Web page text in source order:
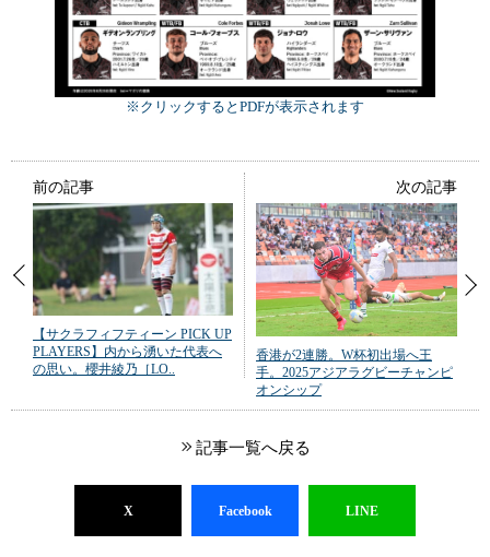
※クリックするとPDFが表示されます
前の記事
【サクラフィフティーン PICK UP
PLAYERS】内から湧いた代表へ
の思い。櫻井綾乃［LO..
次の記事
香港が2連勝。W杯初出場へ王
手。2025アジアラグビーチャンピ
オンシップ
記事一覧へ戻る
X Facebook LINE